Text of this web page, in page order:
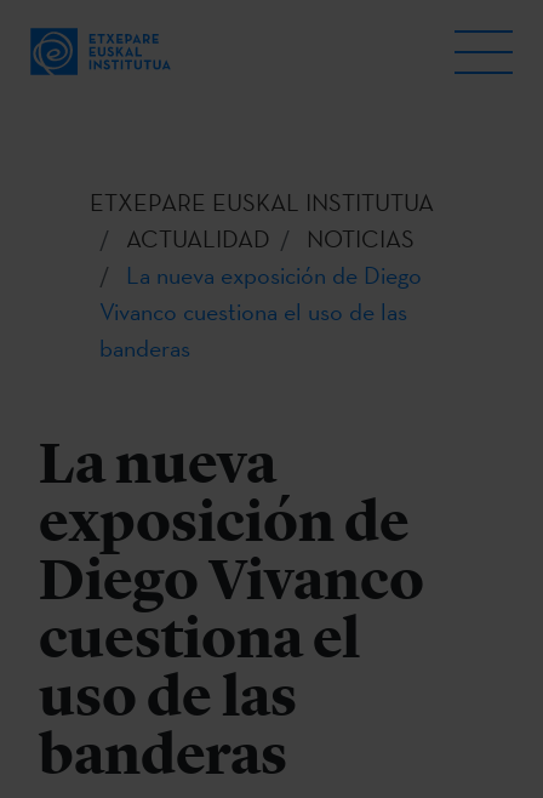
ETXEPARE EUSKAL INSTITUTUA
ACTUALIDAD
NOTICIAS
La nueva exposición de Diego
Vivanco cuestiona el uso de las
banderas
La nueva
exposición de
Diego Vivanco
cuestiona el
uso de las
banderas